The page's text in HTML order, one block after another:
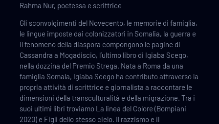
Rahma Nur, poetessa e scrittrice
Gli sconvolgimenti del Novecento, le memorie di famiglia,
le lingue imposte dai colonizzatori in Somalia, la guerra e
il fenomeno della diaspora compongono le pagine di
Cassandra a Mogadiscio, l’ultimo libro di Igiaba Scego,
nella dozzina del Premio Strega. Nata a Roma da una
famiglia Somala, Igiaba Scego ha contributo attraverso la
propria attività di scrittrice e giornalista a raccontare le
dimensioni della transculturalità e della migrazione. Tra i
suoi ultimi libri troviamo La linea del Colore (Bompiani
2020) e Figli dello stesso cielo. Il razzismo e il